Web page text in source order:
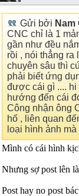
Gửi bởi Nam
CNC chỉ là 1
gần như đều
rồi , nói thẳng ra
chuyên sâu thì
phải biết ứng
được cái gì ....
hướng đến cái
Công nhận ông
hố , liên quan
loại hình ảnh
Mình có cái hình
Nhưng sợ post lên
Post hay no post